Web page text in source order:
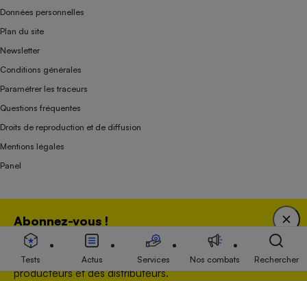
Abonnez-vous !
Bénéficiez d'une expertise unique tout en soutenant
une association 100 % indépendante de l'Etat, des
producteurs et des distributeurs.
Données personnelles
Plan du site
Newsletter
Conditions générales
Paramétrer les traceurs
Questions fréquentes
Droits de reproduction et de diffusion
Mentions légales
Panel
Association indépendante de l’État, des syndicats, des producteurs et des
distributeurs depuis 1951.
Tests Actus Services Nos combats Rechercher